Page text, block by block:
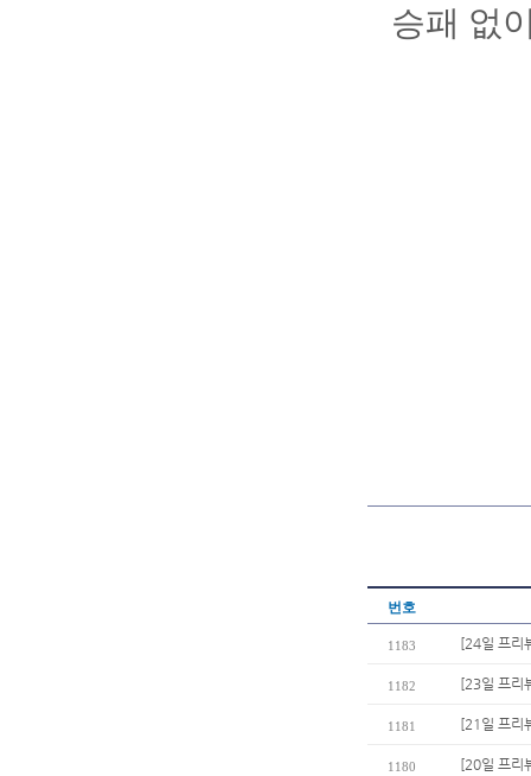
승패 없
번호
1183 [24일 프리
1182 [23일 프리
1181 [21일 프리
1180 [20일 프리